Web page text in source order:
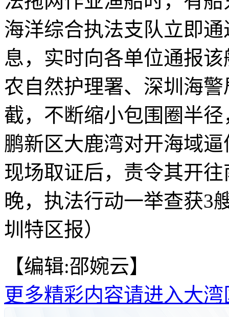
海洋综合执法支队立即
息，实时向各单位通报
农自然护理署、深圳海
截，不断缩小包围圈半
鹏新区大鹿湾对开海域
现场取证后，责令其开
晚，执法行动一举查获3
圳特区报）
【编辑:邵婉云】
更多精彩内容请进入大湾